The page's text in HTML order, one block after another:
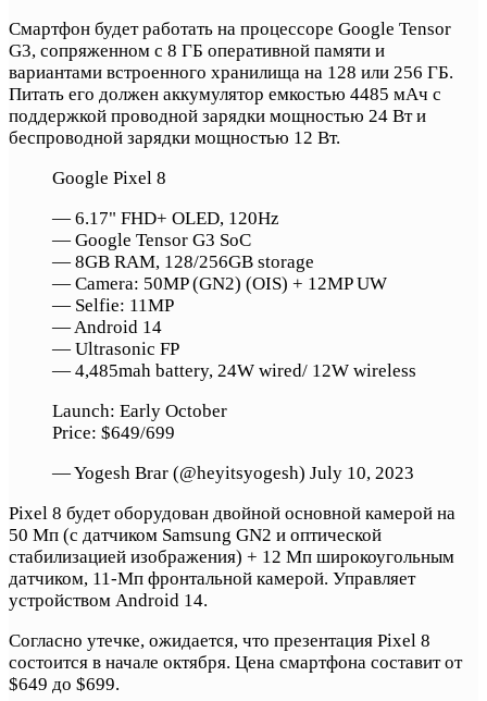
Смартфон будет работать на процессоре Google Tensor
G3, сопряженном с 8 ГБ оперативной памяти и
вариантами встроенного хранилища на 128 или 256 ГБ.
Питать его должен аккумулятор емкостью 4485 мАч c
поддержкой проводной зарядки мощностью 24 Вт и
беспроводной зарядки мощностью 12 Вт.
Google Pixel 8
— 6.17" FHD+ OLED, 120Hz
— Google Tensor G3 SoC
— 8GB RAM, 128/256GB storage
— Camera: 50MP (GN2) (OIS) + 12MP UW
— Selfie: 11MP
— Android 14
— Ultrasonic FP
— 4,485mah battery, 24W wired/ 12W wireless
Launch: Early October
Price: $649/699
— Yogesh Brar (@heyitsyogesh) July 10, 2023
Pixel 8 будет оборудован двойной основной камерой на
50 Мп (с датчиком Samsung GN2 и оптической
стабилизацией изображения) + 12 Мп широкоугольным
датчиком, 11-Мп фронтальной камерой. Управляет
устройством Android 14.
Согласно утечке, ожидается, что презентация Pixel 8
состоится в начале октября. Цена смартфона составит от
$649 до $699.